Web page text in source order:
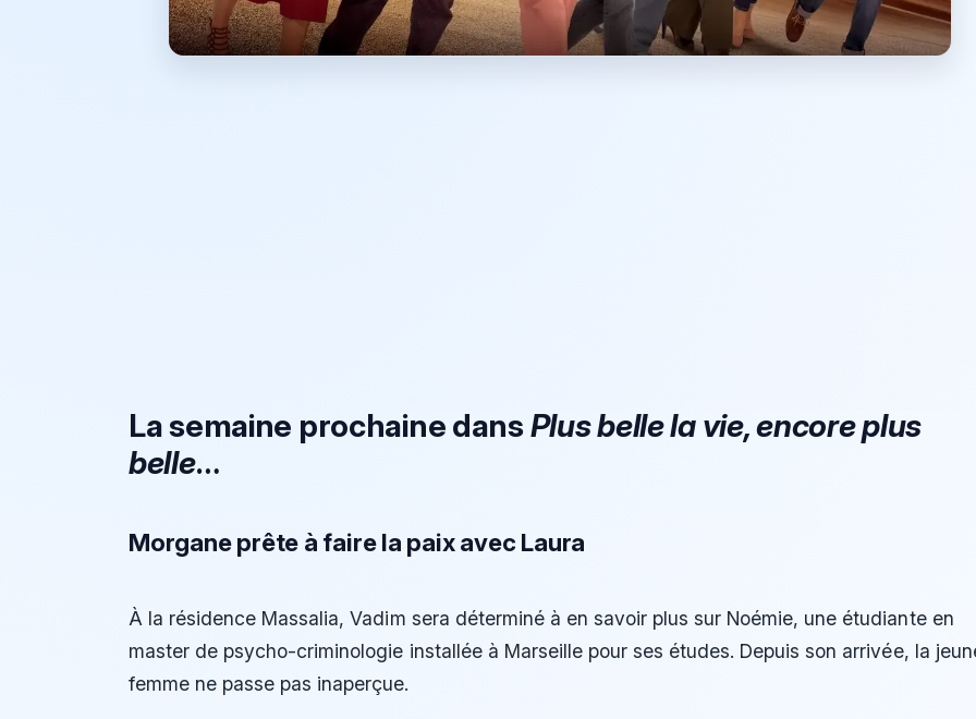
La semaine prochaine dansPlus belle la vie, encore plus
belle…
Morgane prête à faire la paix avec Laura
À la résidence Massalia, Vadim sera déterminé à en savoir plus sur Noémie, une étudiante en
master de psycho-criminologie installée à Marseille pour ses études. Depuis son arrivée, la
femme ne passe pas inaperçue.